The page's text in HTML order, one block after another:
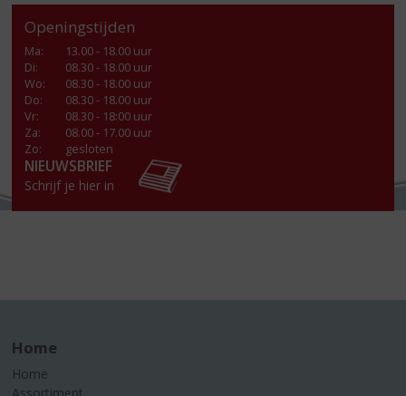
Openingstijden
Ma:
13.00 - 18.00 uur
Di:
08.30 - 18.00 uur
Wo:
08.30 - 18.00 uur
Do:
08.30 - 18.00 uur
Vr:
08.30 - 18:00 uur
Za:
08.00 - 17.00 uur
Zo:
gesloten
NIEUWSBRIEF
Schrijf je hier in
Home
Home
Assortiment